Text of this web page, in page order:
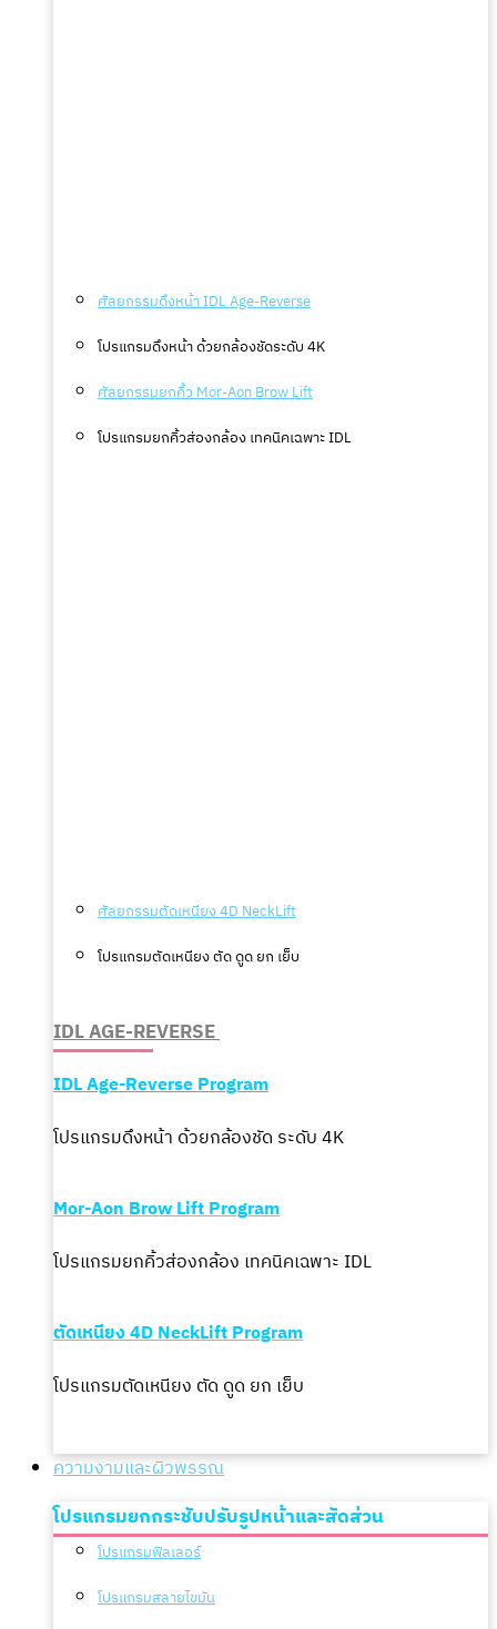
ศัลยกรรมดึงหน้า IDL Age-Reverse
โปรแกรมดึงหน้า ด้วยกล้องชัดระดับ 4K
ศัลยกรรมยกคิ้ว Mor-Aon Brow Lift
โปรแกรมยกคิ้วส่องกล้อง เทคนิคเฉพาะ IDL
ศัลยกรรมตัดเหนียง 4D NeckLift
โปรแกรมตัดเหนียง ตัด ดูด ยก เย็บ
IDL AGE-REVERSE
IDLAge-ReverseProgram
โปรแกรมดึงหน้า ด้วยกล้องชัด ระดับ 4K
Mor-Aon Brow Lift Program
โปรแกรมยกคิ้วส่องกล้อง เทคนิคเฉพาะ IDL
ตัดเหนียง 4D NeckLift Program
โปรแกรมตัดเหนียง ตัด ดูด ยก เย็บ
ความงามและผิวพรรณ
โปรแกรมยกกระชับปรับรูปหน้าและสัดส่วน
โปรแกรมฟิลเลอร์
โปรแกรมสลายไขมัน